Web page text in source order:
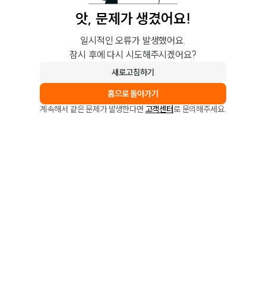
앗, 문제가 생겼어요!
일시적인 오류가 발생했어요.
잠시 후에 다시 시도해주시겠어요?
새로고침하기
홈으로 돌아가기
계속해서 같은 문제가 발생한다면 고객센터로 문의해주세요.